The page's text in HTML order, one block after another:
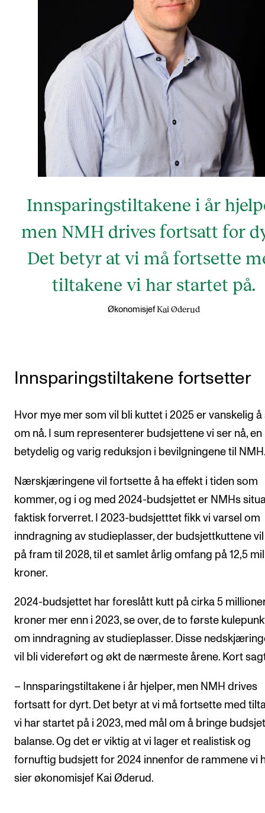
Innsparingstiltakene i år
men NMH drives fortsatt for
Det betyr at vi må fortsette
tiltakene vi har startet på.
Økonomisjef Kai Øderud
Innsparingstiltakene fortsetter
Hvor mye mer som vil bli kuttet i 2025 er vanskelig å
om nå. I sum representerer budsjettene vi ser nå, en
betydelig og varig reduksjon i bevilgningene til
Nærskjæringene vil fortsette å ha effekt i tiden som
kommer, og i og med 2024-budsjettet er NMHs
faktisk forverret. I 2023-budsjetttet fikk vi varsel om
inndragning av studieplasser, der budsjettkuttene
på fram til 2028, til et samlet årlig omfang på 12,5
kroner.
2024-budsjettet har foreslått kutt på cirka 5
kroner mer enn i 2023, se over, de to første
om inndragning av studieplasser. Disse
vil bli videreført og økt de nærmeste årene. Kort
– Innsparingstiltakene i år hjelper, men NMH drives
fortsatt for dyrt. Det betyr at vi må fortsette med
vi har startet på i 2023, med mål om å bringe
balanse. Og det er viktig at vi lager et realistisk og
fornuftig budsjett for 2024 innenfor de rammene vi
sier økonomisjef Kai Øderud.